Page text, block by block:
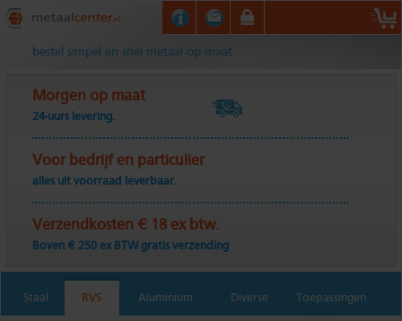
Metaalcenter.nl
bestel simpel en snel metaal op maat
Morgen op maat
24-uurs levering.
Voor bedrijf en particulier
alles uit voorraad leverbaar.
Verzendkosten € 18 ex btw.
Boven € 250 ex BTW gratis verzending
Staal RVS Aluminium Diverse Toepassingen